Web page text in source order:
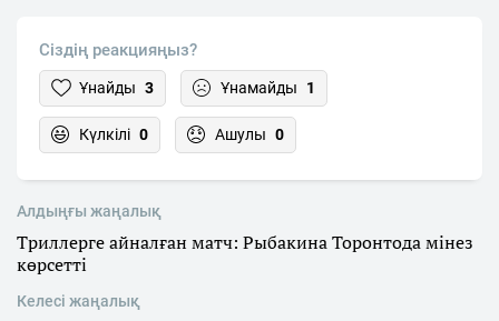
Сіздің реакцияңыз?
Ұнайды 3 Ұнамайды 1
Күлкілі 0 Ашулы 0
Алдыңғы жаңалық
Триллерге айналған матч: Рыбакина Торонтода мінез
көрсетті
Келесі жаңалық